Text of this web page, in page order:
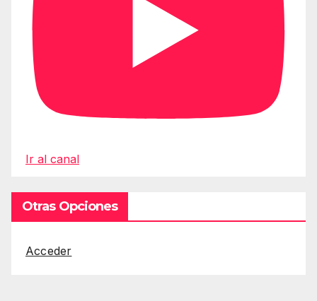
Ir al canal
Otras Opciones
Acceder